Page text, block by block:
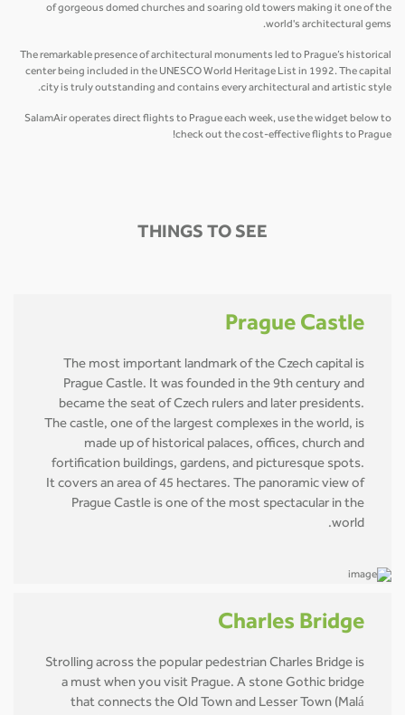
of gorgeous domed churches and soaring old towers making it one of the
world's architectural gems.
The remarkable presence of architectural monuments led to Prague’s historical
center being included in the UNESCO World Heritage List in 1992. The capital
city is truly outstanding and contains every architectural and artistic style.
SalamAir operates direct flights to Prague each week, use the widget below to
check out the cost-effective flights to Prague!
THINGS TO SEE
Prague Castle
The most important landmark of the Czech capital is
Prague Castle. It was founded in the 9th century and
became the seat of Czech rulers and later presidents.
The castle, one of the largest complexes in the world, is
made up of historical palaces, offices, church and
fortification buildings, gardens, and picturesque spots.
It covers an area of 45 hectares. The panoramic view of
Prague Castle is one of the most spectacular in the
world.
Charles Bridge
Strolling across the popular pedestrian Charles Bridge is
a must when you visit Prague. A stone Gothic bridge
that connects the Old Town and Lesser Town (Malá